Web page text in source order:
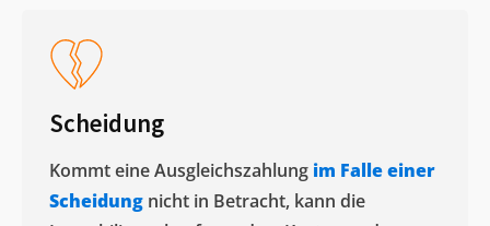
Scheidung
Kommt eine Ausgleichszahlung im Falle einer
Scheidung nicht in Betracht, kann die